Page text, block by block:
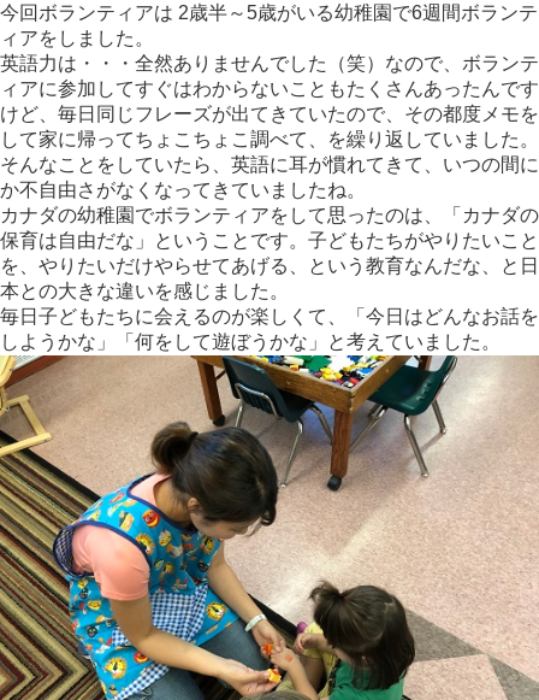
今回ボランティアは 2歳半～5歳がいる幼稚園で6週間ボランテ
ィアをしました。
英語力は・・・全然ありませんでした（笑）なので、ボランテ
ィアに参加してすぐはわからないこともたくさんあったんです
けど、毎日同じフレーズが出てきていたので、その都度メモを
して家に帰ってちょこちょこ調べて、を繰り返していました。
そんなことをしていたら、英語に耳が慣れてきて、いつの間に
か不自由さがなくなってきていましたね。
カナダの幼稚園でボランティアをして思ったのは、「カナダの
保育は自由だな」ということです。子どもたちがやりたいこと
を、やりたいだけやらせてあげる、という教育なんだな、と日
本との大きな違いを感じました。
毎日子どもたちに会えるのが楽しくて、「今日はどんなお話を
しようかな」「何をして遊ぼうかな」と考えていました。